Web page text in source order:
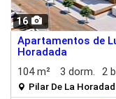
16
Apartamentos de
Horadada
104 m²
3 dorm. 2
Pilar De La